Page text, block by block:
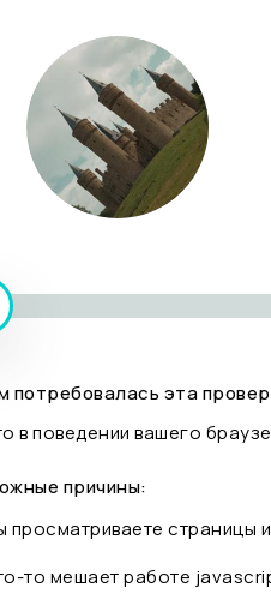
потребовалась эта
в поведении вашего
причины:
просматриваете страницы
то мешает работе